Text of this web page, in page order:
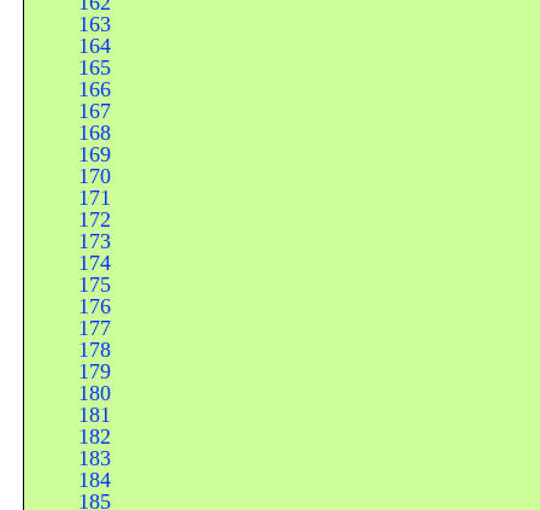
163
164
165
166
167
168
169
170
171
172
173
174
175
176
177
178
179
180
181
182
183
184
185